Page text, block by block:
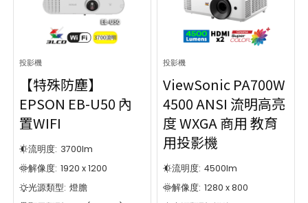
投影機
【特殊防塵】
EPSON EB-U50 內
置WIFI
流明度: 3700lm
解像度: 1920 x 1200
光源類型: 燈膽
投影機
ViewSonic PA700W
4500 ANSI 流明高亮
度 WXGA 商用 教育
用投影機
流明度: 4500lm
解像度: 1280 x 800